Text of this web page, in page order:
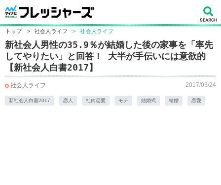
トップ > 社会人ライフ > 社会人ライフ
新社会人男性の35.9％が結婚した後の家事を「率先
してやりたい」と回答！ 大半が手伝いには意欲的
【新社会人白書2017】
社会人ライフ 2017/03/24
新社会人白書2017 恋人 社内恋愛 モテ 結婚式 結婚 恋愛